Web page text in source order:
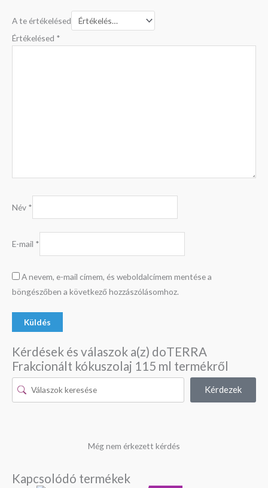
A te értékelésed
Értékelésed *
Név *
E-mail *
A nevem, e-mail címem, és weboldalcímem mentése a
böngészőben a következő hozzászólásomhoz.
Kérdések és válaszok a(z) doTERRA
Frakcionált kókuszolaj 115 ml termékről
Kérdezek
Még nem érkezett kérdés
Kapcsolódó termékek